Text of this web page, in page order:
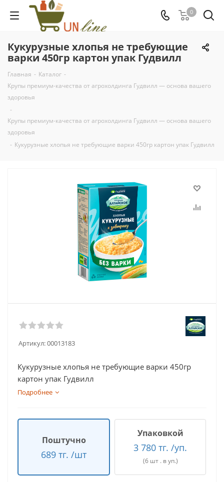
0
Кукурузные хлопья не требующие
варки 450гр картон упак Гудвилл
Главная - Каталог -
Крупы премиум-качества от агрохолдинга Гудвилл — основа вашего
здоровья
-
Крупы премиум-качества от агрохолдинга Гудвилл — основа вашего
здоровья
- Кукурузные хлопья не требующие варки 450гр картон упак Гудвилл
Артикул:00013183
Кукурузные хлопья не требующие варки 450гр
картон упак Гудвилл
Подробнее
Поштучно
689 тг. /шт
Упаковкой
3 780 тг. /уп.
(6 шт . в уп.)